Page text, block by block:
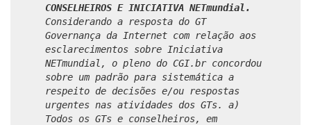
CONSELHEIROS E INICIATIVA NETmundial.
Considerando a resposta do GT
Governança da Internet com relação aos
esclarecimentos sobre Iniciativa
NETmundial, o pleno do CGI.br concordou
sobre um padrão para sistemática a
respeito de decisões e/ou respostas
urgentes nas atividades dos GTs. a)
Todos os GTs e conselheiros, em